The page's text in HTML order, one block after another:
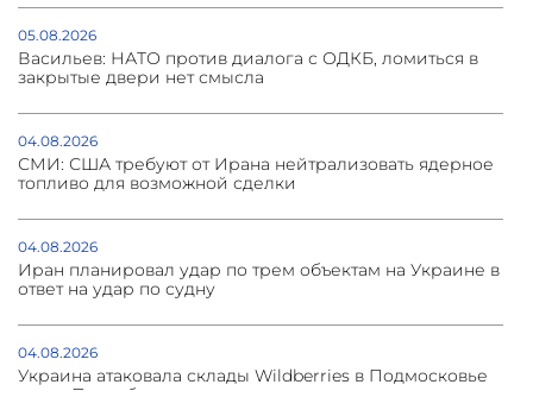
05.08.2026
Васильев: НАТО против диалога с ОДКБ, ломиться в
закрытые двери нет смысла
04.08.2026
СМИ: США требуют от Ирана нейтрализовать ядерное
топливо для возможной сделки
04.08.2026
Иран планировал удар по трем объектам на Украине в
ответ на удар по судну
04.08.2026
Украина атаковала склады Wildberries в Подмосковье
и под Петербургом